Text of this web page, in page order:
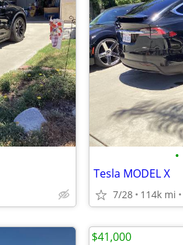
•
Tesla MODEL X
7/28 114k mi
$41,000